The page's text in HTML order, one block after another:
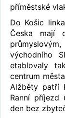
příměstské
Do Košic
Česka mají
východního
etablovaly
centrum
Alžběty patří
Ranní příjezd
den bez